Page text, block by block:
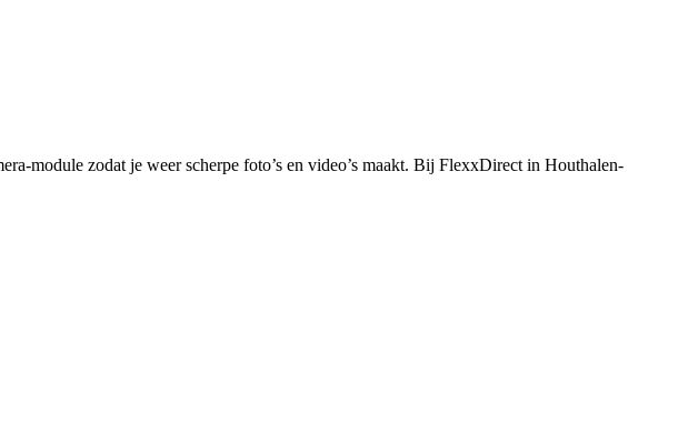
module zodat je weer scherpe foto’s en video’s maakt. Bij FlexxDirect in Houthalen-